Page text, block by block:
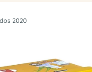
2020